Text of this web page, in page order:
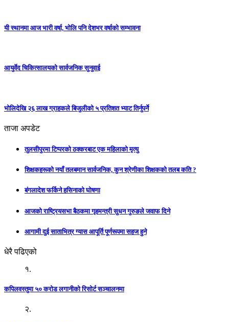
यी स्थानमा आज भारी वर्षा, भोलि पनि देशभर वर्षाको सम्भावना
आयुर्वेद चिकित्सालयको सार्वजनिक सुनुवाई
भोलिदेखि २६ लाख ग्राहकले बिजुलीको ५ प्रतिशत भ्याट तिर्नुपर्ने
ताजा अपडेट
तुलसीपुरमा टिप्परको ठक्करबाट एक महिलाको मृत्यु
शिक्षकहरूको नयाँ तलबमान सार्वजनिक, कुन श्रेणीका शिक्षकको तलब कति ?
बंगलादेश फर्किने हसिनाको घोषणा
आजको राष्ट्रियसभा बैठकमा गृहमन्त्री सुधन गुरुङले जवाफ दिने
आगामी दुई साताभित्र ग्यास आपूर्ति पूर्णरूपमा सहज हुने
धेरै पढिएको
१.
कपिलवस्तुमा ५० करोड लगानीको रिसोर्ट सञ्चालनमा
२.